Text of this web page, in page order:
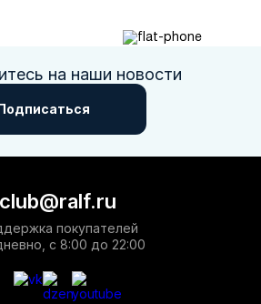
на наши новости
club@ralf.ru
покупателей
с 8:00 до 22:00